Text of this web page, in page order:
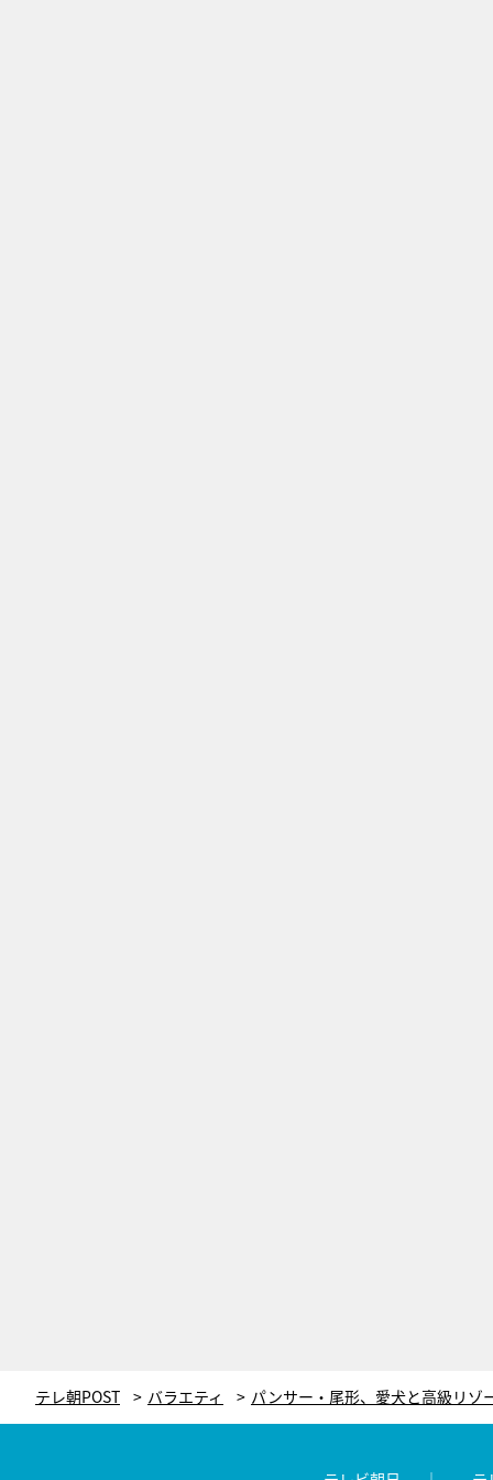
テレ朝POST バラエティ